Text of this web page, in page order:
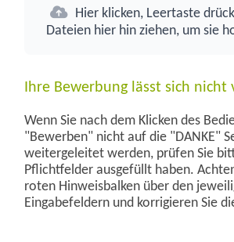
Hier klicken, Leertaste
Dateien hier hin ziehen, um sie
Ihre Bewerbung lässt sich nicht
Wenn Sie nach dem Klicken des
"Bewerben" nicht auf die "DANKE"
weitergeleitet werden, prüfen Sie
Pflichtfelder ausgefüllt haben.
roten Hinweisbalken über den
Eingabefeldern und korrigieren Sie